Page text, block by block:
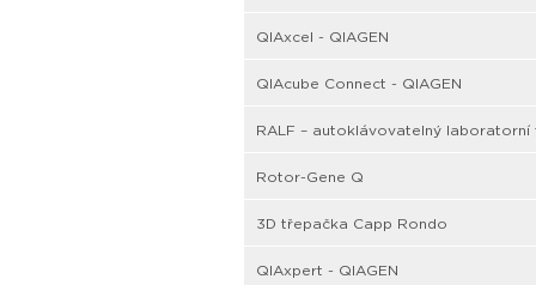
QIAxcel - QIAGEN
QIAcube Connect - QIAGEN
RALF – autoklávovatelný laboratorní
Rotor-Gene Q
3D třepačka Capp Rondo
QIAxpert - QIAGEN